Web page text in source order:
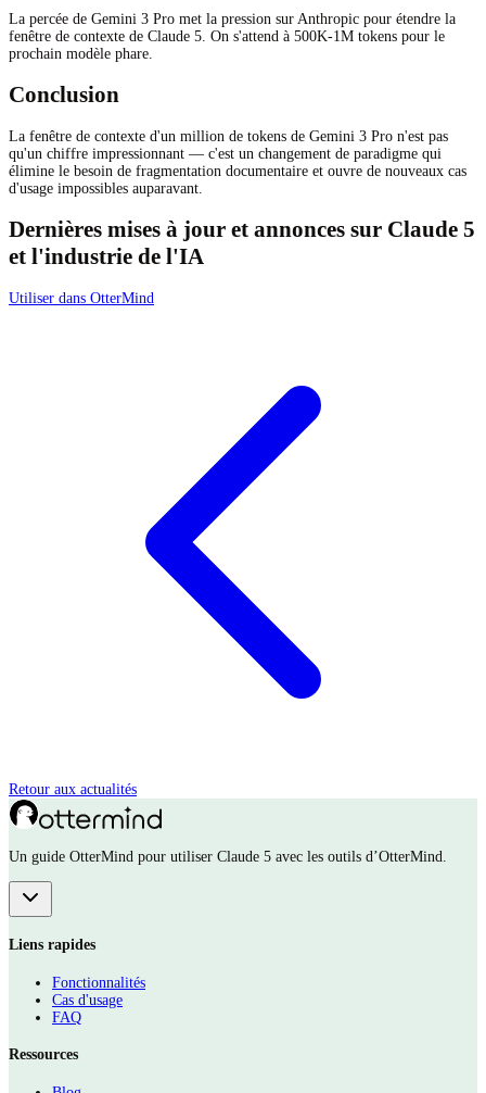
La percée de Gemini 3 Pro met la pression sur Anthropic pour étendre la
fenêtre de contexte de Claude 5. On s'attend à 500K-1M tokens pour le
prochain modèle phare.
Conclusion
La fenêtre de contexte d'un million de tokens de Gemini 3 Pro n'est pas
qu'un chiffre impressionnant — c'est un changement de paradigme qui
élimine le besoin de fragmentation documentaire et ouvre de nouveaux cas
d'usage impossibles auparavant.
Dernières mises à jour et annonces sur Claude 5
et l'industrie de l'IA
Utiliser dans OtterMind
Retour aux actualités
Un guide OtterMind pour utiliser Claude 5 avec les outils d’OtterMind.
Liens rapides
Fonctionnalités
Cas d'usage
FAQ
Ressources